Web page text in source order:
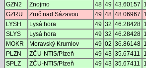
GZN2
Znojmo 48 49 43.60157
GZRU
Zruč nad Sázavou 49 48 48.06967
LYSH
Lysá hora 49 32 46.28428
SLYS
Lysá hora 49 32 46.28428
MOKR
Moravský Krumlov 49 02 36.86148
PLZN
ZČU-NTIS/Plzeň 49 43 35.67411
SPLZ
ZČU-NTIS/Plzeň 49 43 35.67411